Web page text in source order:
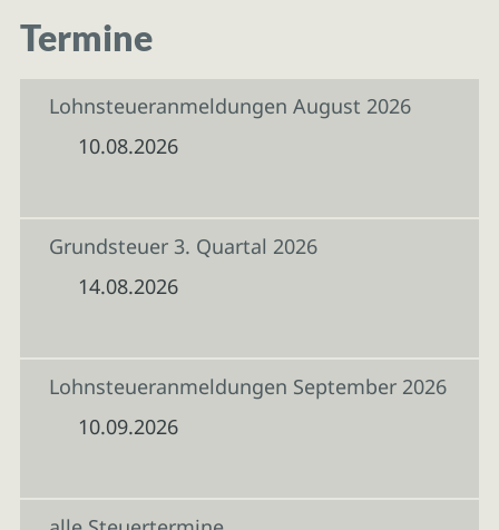
Termine
Lohnsteueranmeldungen August 2026
10.08.2026
Grundsteuer 3. Quartal 2026
14.08.2026
Lohnsteueranmeldungen September 2026
10.09.2026